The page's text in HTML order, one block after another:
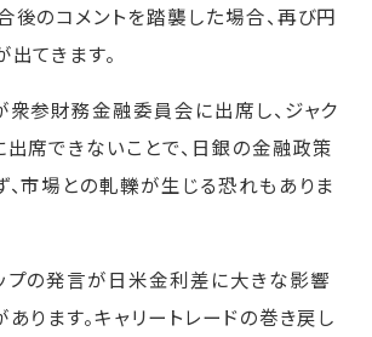
のコメントを踏襲した場合、再び円
てきます。
衆参財務金融委員会に出席し、ジャク
席できないことで、日銀の金融政策
市場との軋轢が生じる恐れもありま
プの発言が日米金利差に大きな影響
ります。キャリートレードの巻き戻し